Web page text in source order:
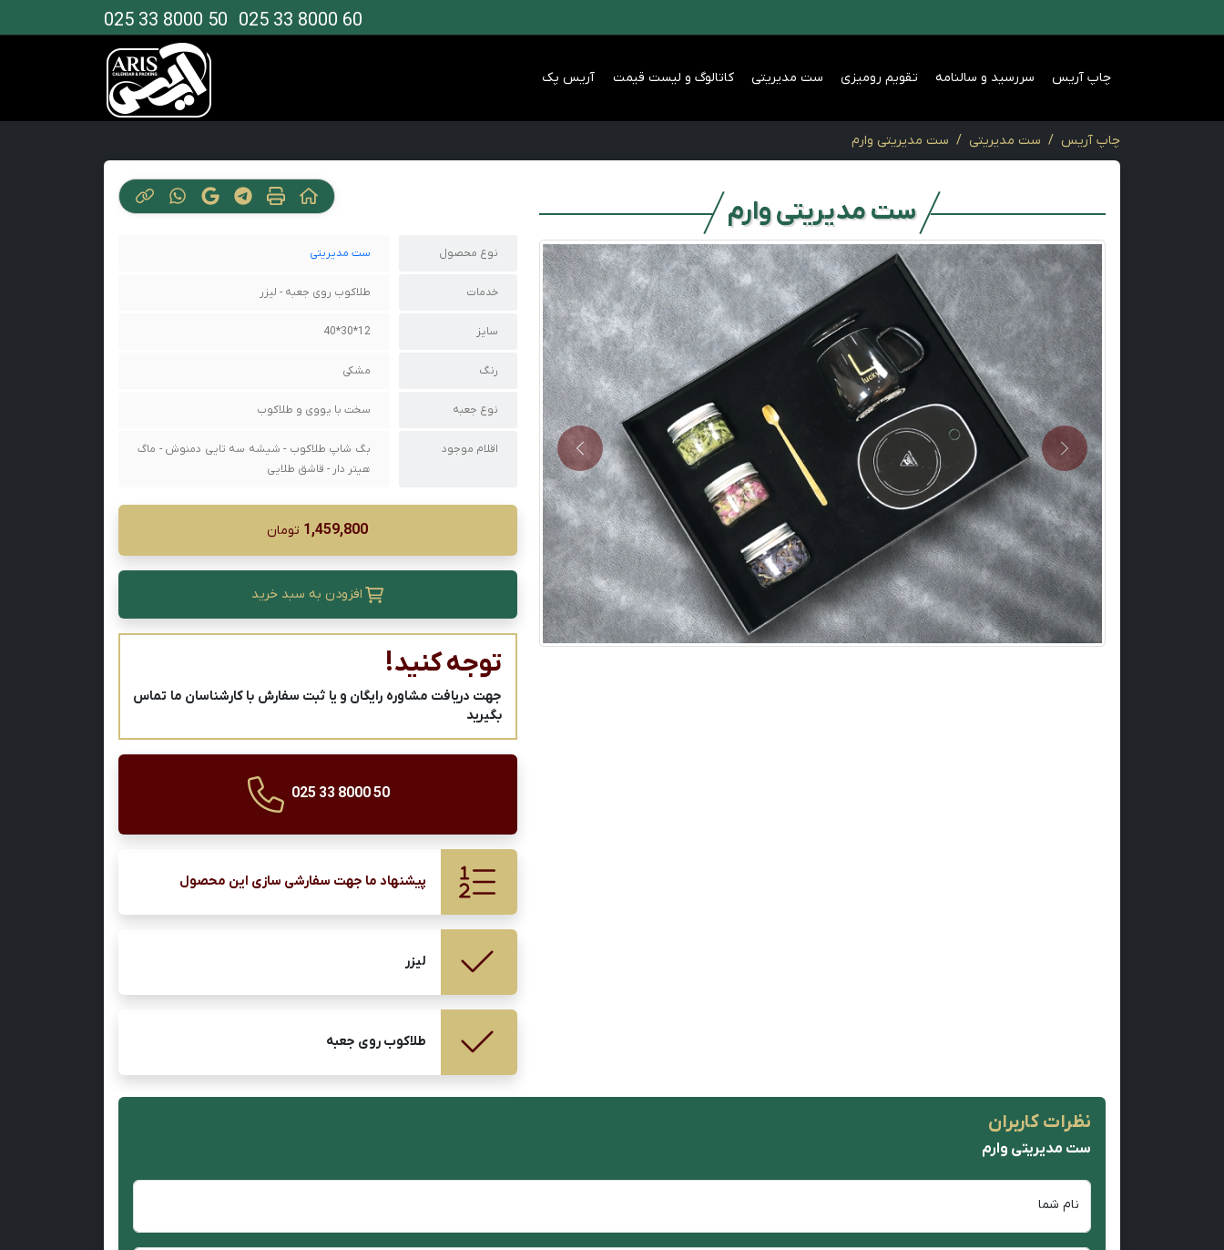
025 33 8000 60
025 33 8000 50
چاپ آریس سررسید و سالنامه تقویم رومیزی ست مدیریتی کاتالوگ و لیست قیمت آریس پک
چاپ آریس ست مدیریتی ست مدیریتی وارم
ست مدیریتی وارم
Previous
Next
نوع محصول ست مدیریتی
خدمات طلاکوب روی جعبه - لیزر
سایز 12*30*40
رنگ مشکی
نوع جعبه سخت با یووی و طلاکوب
اقلام موجود
بگ شاپ طلاکوب - شیشه سه تایی دمنوش - ماگ
هیتر دار - قاشق طلایی
1,459,800 تومان
افزودن به سبد خرید
توجه کنید!
جهت دریافت مشاوره رایگان و یا ثبت سفارش با کارشناسان ما تماس
بگیرید
025 33 8000 50
پیشنهاد ما جهت سفارشی سازی این محصول
لیزر
طلاکوب روی جعبه
نظرات کاربران
ست مدیریتی وارم
نام شما